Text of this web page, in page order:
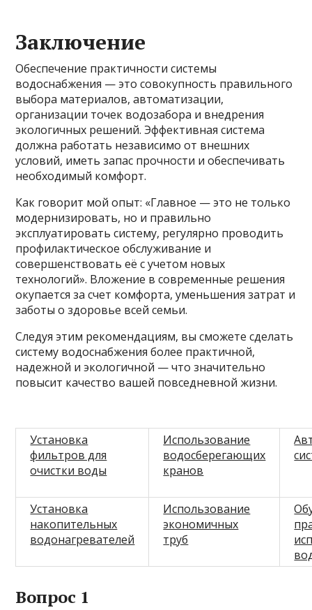
Заключение
Обеспечение практичности системы
водоснабжения — это совокупность правильного
выбора материалов, автоматизации,
организации точек водозабора и внедрения
экологичных решений. Эффективная система
должна работать независимо от внешних
условий, иметь запас прочности и обеспечивать
необходимый комфорт.
Как говорит мой опыт: «Главное — это не только
модернизировать, но и правильно
эксплуатировать систему, регулярно проводить
профилактическое обслуживание и
совершенствовать её с учетом новых
технологий». Вложение в современные решения
окупается за счет комфорта, уменьшения затрат и
заботы о здоровье всей семьи.
Следуя этим рекомендациям, вы сможете сделать
систему водоснабжения более практичной,
надежной и экологичной — что значительно
повысит качество вашей повседневной жизни.
Установка
фильтров для
очистки воды
Использование
водосберегающих
кранов
Установка
накопительных
водонагревателей
Использование
экономичных
труб
Вопрос 1